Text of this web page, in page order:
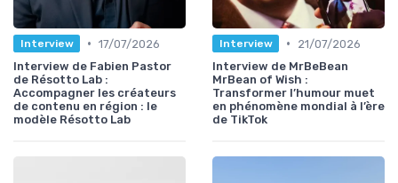
Interview • 17/07/2026
Interview de Fabien Pastor
de Résotto Lab :
Accompagner les créateurs
de contenu en région : le
modèle Résotto Lab
Interview •
21/07/2026
Interview de MrBeBean
MrBean of Wish :
Transformer l’humour muet
en phénomène mondial à l’ère
de TikTok